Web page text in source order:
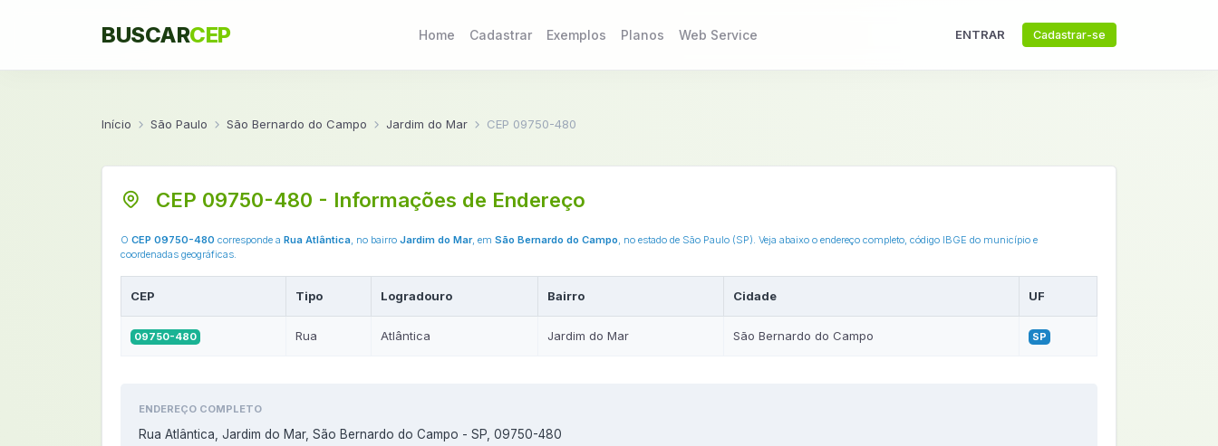
BUSCARCEP Home Cadastrar Exemplos Planos Web Service ENTRAR Cadastrar-se
Início São Paulo São Bernardo do Campo Jardim do Mar CEP 09750-480
CEP 09750-480 - Informações de Endereço
O CEP 09750-480 corresponde a Rua Atlântica, no bairro Jardim do Mar, em São Bernardo do Campo, no estado de São Paulo (SP). Veja abaixo o endereço completo, código IBGE do município e
coordenadas geográficas.
CEP Tipo Logradouro Bairro Cidade UF
09750-480 Rua Atlântica Jardim do Mar São Bernardo do Campo SP
ENDEREÇO COMPLETO
Rua Atlântica, Jardim do Mar, São Bernardo do Campo - SP, 09750-480